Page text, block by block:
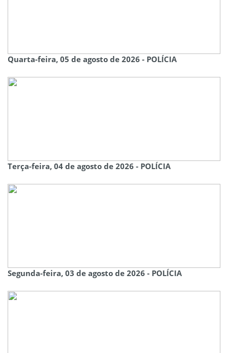
Quarta-feira, 05 de agosto de 2026 - POLÍCIA
Terça-feira, 04 de agosto de 2026 - POLÍCIA
Segunda-feira, 03 de agosto de 2026 - POLÍCIA